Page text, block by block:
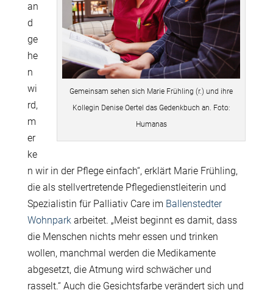
Gemeinsam sehen sich Marie Frühling (r.) und ihre
Kollegin Denise Oertel das Gedenkbuch an. Foto:
Humanas
an
d
ge
he
n
wi
rd,
m
er
ke
n wir in der Pflege einfach“, erklärt Marie Frühling,
die als stellvertretende Pflegedienstleiterin und
Spezialistin für Palliativ Care im Ballenstedter
Wohnparkarbeitet. „Meist beginnt es damit, dass
die Menschen nichts mehr essen und trinken
wollen, manchmal werden die Medikamente
abgesetzt, die Atmung wird schwächer und
rasselt.“ Auch die Gesichtsfarbe verändert sich und